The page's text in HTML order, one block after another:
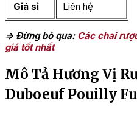
Giá sỉ Liên hệ
=> Đừng bỏ qua: Các chai
giá tốt nhất
Mô Tả Hương Vị
Duboeuf Pouilly